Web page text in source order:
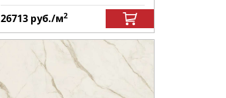
26713 руб./м2